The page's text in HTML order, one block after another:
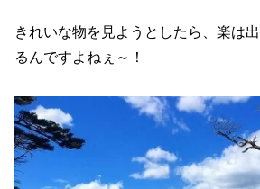
きれいな物を見ようとしたら、楽は
るんですよねぇ～！